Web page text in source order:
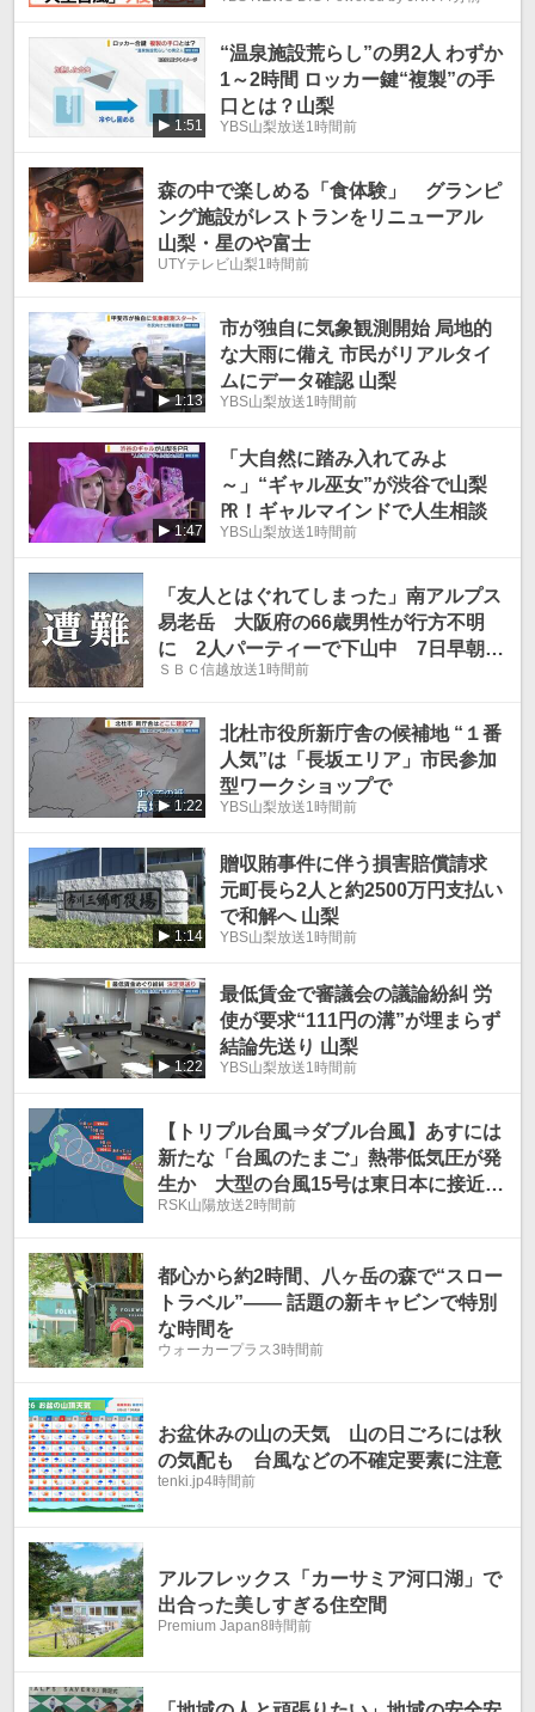
1:51
“温泉施設荒らし”の男2人 わずか
1～2時間 ロッカー鍵“複製”の手
口とは？山梨
YBS山梨放送1時間前
森の中で楽しめる「食体験」 グランピ
ング施設がレストランをリニューアル
山梨・星のや富士
UTYテレビ山梨1時間前
1:13
市が独自に気象観測開始 局地的
な大雨に備え 市民がリアルタイ
ムにデータ確認 山梨
YBS山梨放送1時間前
1:47
「大自然に踏み入れてみよ
～」“ギャル巫女”が渋谷で山梨
㏚！ギャルマインドで人生相談
YBS山梨放送1時間前
「友人とはぐれてしまった」南アルプス
易老岳 大阪府の66歳男性が行方不明
に 2人パーティーで下山中 7日早朝か
ら警察官5人態勢で捜索予定
ＳＢＣ信越放送1時間前
1:22
北杜市役所新庁舎の候補地 “１番
人気”は「長坂エリア」市民参加
型ワークショップで
YBS山梨放送1時間前
1:14
贈収賄事件に伴う損害賠償請求
元町長ら2人と約2500万円支払い
で和解へ 山梨
YBS山梨放送1時間前
1:22
最低賃金で審議会の議論紛糾 労
使が要求“111円の溝”が埋まらず
結論先送り 山梨
YBS山梨放送1時間前
【トリプル台風⇒ダブル台風】あすには
新たな「台風のたまご」熱帯低気圧が発
生か 大型の台風15号は東日本に接近
か...大型で強い台風13号は?雨・風シミ
日午後7時10分】
RSK山陽放送2時間前
都心から約2時間、八ヶ岳の森で“スロー
トラベル”—— 話題の新キャビンで特別
な時間を
ウォーカープラス3時間前
お盆休みの山の天気 山の日ごろには秋
の気配も 台風などの不確定要素に注意
tenki.jp4時間前
アルフレックス「カーサミア河口湖」で
出合った美しすぎる住空間
Premium Japan8時間前